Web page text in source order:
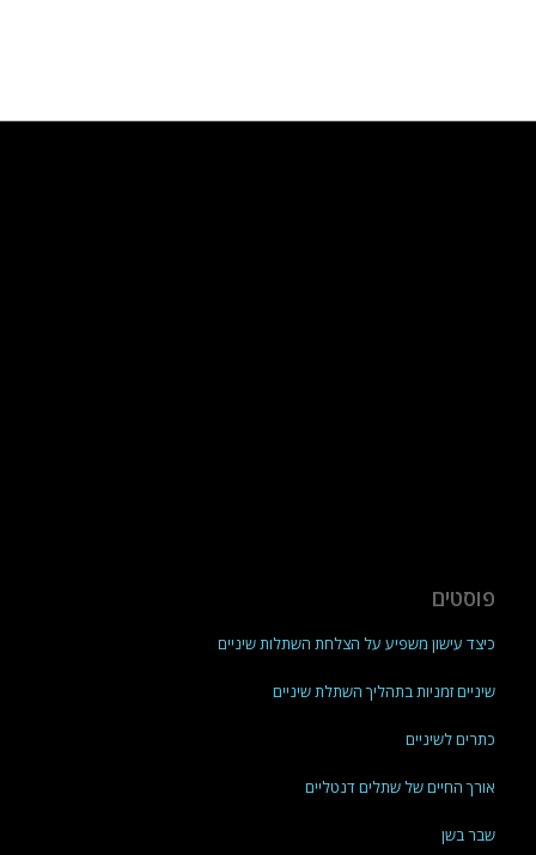
פוסטים
כיצד עישון משפיע על הצלחת השתלות שיניים
שיניים זמניות בתהליך השתלת שיניים
כתרים לשיניים
אורך החיים של שתלים דנטליים
שבר בשן